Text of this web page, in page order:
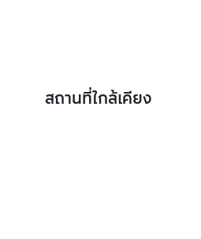
สถานที่ใกล้เคียง